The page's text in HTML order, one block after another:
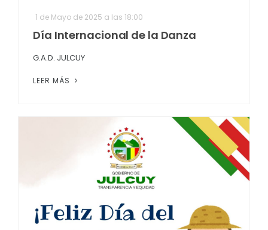
1 de Mayo de 2025 a las 18:00
Día Internacional de la Danza
G.A.D. JULCUY
LEER MÁS